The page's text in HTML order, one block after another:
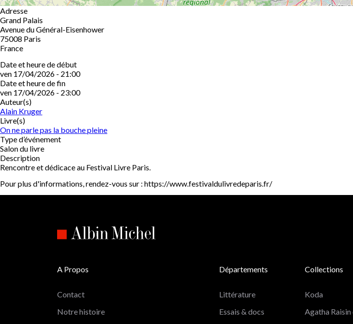
Adresse
Grand Palais
Avenue du Général-Eisenhower
75008 Paris
France
Date et heure de début
ven 17/04/2026 - 21:00
Date et heure de fin
ven 17/04/2026 - 23:00
Auteur(s)
Alain Kruger
Livre(s)
On ne parle pas la bouche pleine
Type d’événement
Salon du livre
Description
Rencontre et dédicace au Festival Livre Paris.
Pour plus d'informations, rendez-vous sur : https://www.festivaldulivredeparis.fr/
A Propos
Contact
Notre histoire
Départements
Littérature
Essais & docs
Collections
Koda
Agatha Raisin